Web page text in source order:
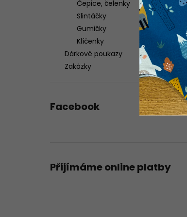
Čepice, čelenky
Slintáčky
Gumičky
Klíčenky
Dárkové poukazy
Zakázky
Facebook
Přijímáme online platby